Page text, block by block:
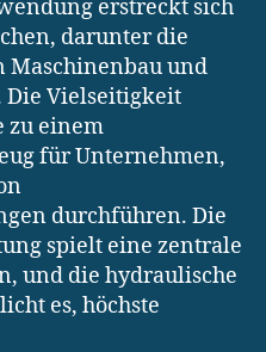
erstreckt sich
darunter die
und
Vielseitigkeit
zu einem
für Unternehmen,
durchführen. Die
spielt eine zentrale
und die hydraulische
es, höchste